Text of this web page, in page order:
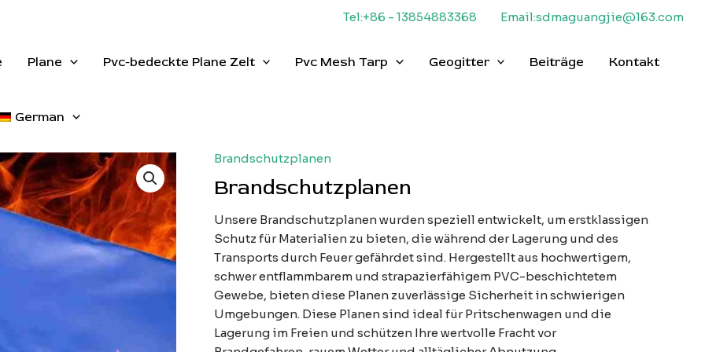
Tel:+86 - 13854883368 Email:sdmaguangjie@163.com
Plane Pvc-bedeckte Plane Zelt Pvc Mesh Tarp Geogitter Beiträge Kontakt
German
Brandschutzplanen
Brandschutzplanen
Unsere Brandschutzplanen wurden speziell entwickelt, um erstklassigen
Schutz für Materialien zu bieten, die während der Lagerung und des
Transports durch Feuer gefährdet sind. Hergestellt aus hochwertigem,
schwer entflammbarem und strapazierfähigem PVC-beschichtetem
Gewebe, bieten diese Planen zuverlässige Sicherheit in schwierigen
Umgebungen. Diese Planen sind ideal für Pritschenwagen und die
Lagerung im Freien und schützen Ihre wertvolle Fracht vor